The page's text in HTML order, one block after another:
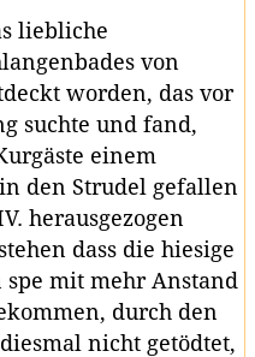
liebliche
von
worden, das vor
suchte und fand,
einem
den Strudel gefallen
herausgezogen
dass die hiesige
mit mehr Anstand
durch den
nicht getödtet,